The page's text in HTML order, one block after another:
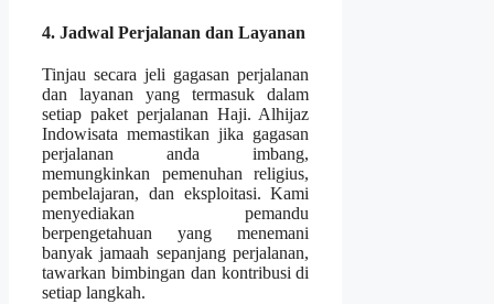
4. Jadwal Perjalanan dan Layanan
Tinjau secara jeli gagasan perjalanan
dan layanan yang termasuk dalam
setiap paket perjalanan Haji. Alhijaz
Indowisata memastikan jika gagasan
perjalanan anda imbang,
memungkinkan pemenuhan religius,
pembelajaran, dan eksploitasi. Kami
menyediakan pemandu
berpengetahuan yang menemani
banyak jamaah sepanjang perjalanan,
tawarkan bimbingan dan kontribusi di
setiap langkah.